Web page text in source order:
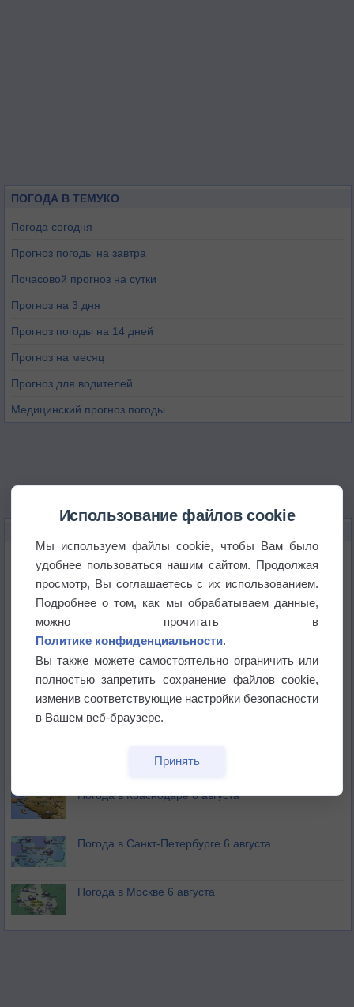
ПОГОДА В ТЕМУКО
Погода сегодня
Прогноз погоды на завтра
Почасовой прогноз на сутки
Прогноз на 3 дня
Прогноз погоды на 14 дней
Прогноз на месяц
Прогноз для водителей
Медицинский прогноз погоды
Приложение построит маршрут через тень
Атмосфера начала замерзать
В Приморье обнаружены морские волны тепла
Изменение климата повлияло на ареал обитания
бабочек
Погода в Краснодаре 6 августа
Погода в Санкт-Петербурге 6 августа
Погода в Москве 6 августа
Использование файлов cookie
Мы используем файлы cookie, чтобы Вам было
удобнее пользоваться нашим сайтом. Продолжая
просмотр, Вы соглашаетесь с их использованием.
Подробнее о том, как мы обрабатываем данные,
можно прочитать в
Политике конфиденциальности.
Вы также можете самостоятельно ограничить или
полностью запретить сохранение файлов cookie,
изменив соответствующие настройки безопасности
в Вашем веб-браузере.
Принять